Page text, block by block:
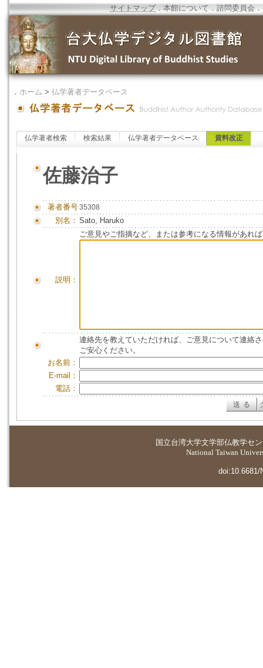
サイトマップ．本館について ．諮問委員会 ．
． ホーム > 仏学著者データベース
仏学著者検索 検索結果 仏学著者データベース 資料改正
佐藤治子
著者番号35308
別名： Sato, Haruko
説明：
ご意見やご指摘など、または参考になる情報があれ
連絡先を教えていただければ、ご意見について連絡
ご安心ください。
お名前：
E-mail：
電話：
国立台湾大学文学部仏教学セ
National Taiwan
doi:10.6681/